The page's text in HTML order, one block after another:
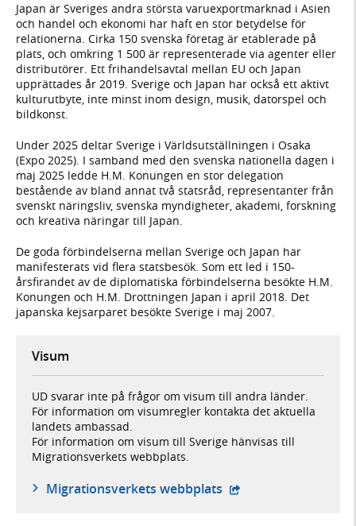
Japan är Sveriges andra största varuexportmarknad i Asien
och handel och ekonomi har haft en stor betydelse för
relationerna. Cirka 150 svenska företag är etablerade på
plats, och omkring 1 500 är representerade via agenter eller
distributörer. Ett frihandelsavtal mellan EU och Japan
upprättades år 2019. Sverige och Japan har också ett aktivt
kulturutbyte, inte minst inom design, musik, datorspel och
bildkonst.
Under 2025 deltar Sverige i Världsutställningen i Osaka
(Expo 2025). I samband med den svenska nationella dagen i
maj 2025 ledde H.M. Konungen en stor delegation
bestående av bland annat två statsråd, representanter från
svenskt näringsliv, svenska myndigheter, akademi, forskning
och kreativa näringar till Japan.
De goda förbindelserna mellan Sverige och Japan har
manifesterats vid flera statsbesök. Som ett led i 150-
årsfirandet av de diplomatiska förbindelserna besökte H.M.
Konungen och H.M. Drottningen Japan i april 2018. Det
japanska kejsarparet besökte Sverige i maj 2007.
Visum
UD svarar inte på frågor om visum till andra länder.
För information om visumregler kontakta det aktuella
landets ambassad.
För information om visum till Sverige hänvisas till
Migrationsverkets webbplats.
Migrationsverkets webbplats - öppnas i ny flik,